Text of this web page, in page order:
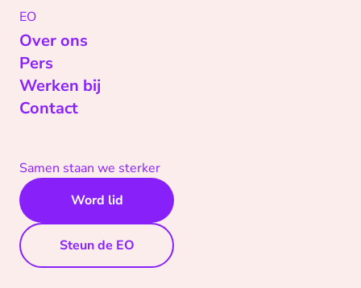
EO
Over ons
Pers
Werken bij
Contact
Samen staan we sterker
Word lid
Steun de EO